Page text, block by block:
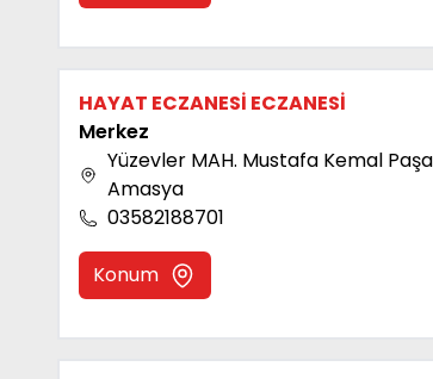
HAYAT ECZANESİ ECZANESİ
Merkez
Yüzevler MAH. Mustafa Kemal
Amasya
03582188701
Konum